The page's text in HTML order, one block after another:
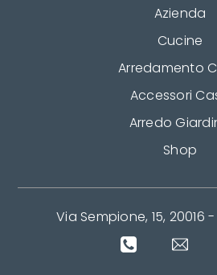
Azienda
Cucine
Arredamento
Accessori
Arredo
Shop
Via Sempione, 15, 20016